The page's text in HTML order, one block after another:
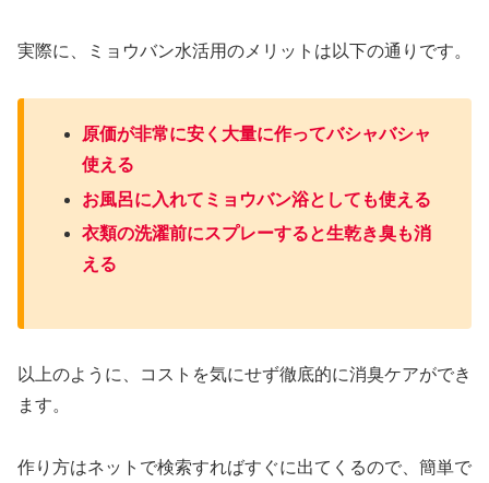
実際に、ミョウバン水活用のメリットは以下の通りです。
原価が非常に安く大量に作ってバシャバシャ
使える
お風呂に入れてミョウバン浴としても使える
衣類の洗濯前にスプレーすると生乾き臭も消
える
以上のように、コストを気にせず徹底的に消臭ケアができ
ます。
作り方はネットで検索すればすぐに出てくるので、簡単で